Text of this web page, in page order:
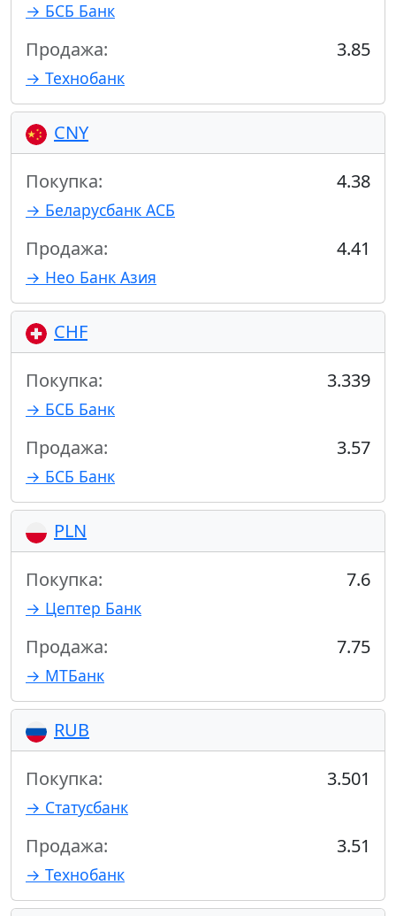
→ БСБ Банк
Продажа: 3.85
→ Технобанк
CNY
Покупка: 4.38
→ Беларусбанк АСБ
Продажа: 4.41
→ Нео Банк Азия
CHF
Покупка: 3.339
→ БСБ Банк
Продажа: 3.57
→ БСБ Банк
PLN
Покупка: 7.6
→ Цептер Банк
Продажа: 7.75
→ МТБанк
RUB
Покупка: 3.501
→ Статусбанк
Продажа: 3.51
→ Технобанк